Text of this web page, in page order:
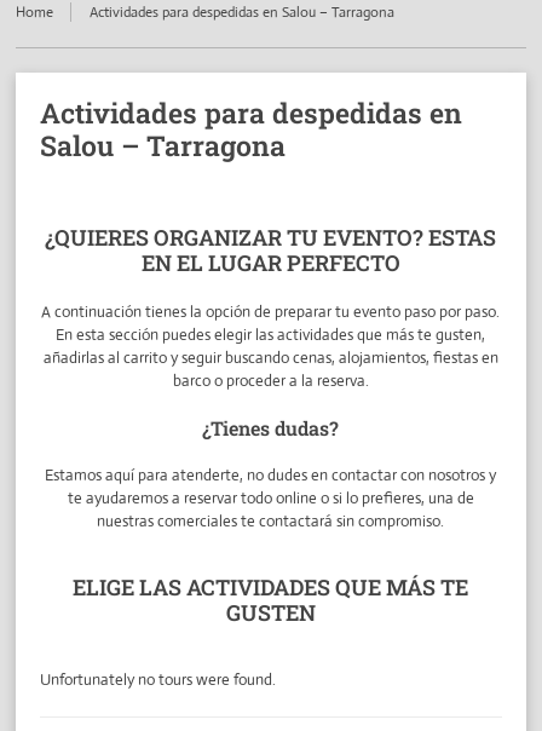
Home Actividades para despedidas en Salou – Tarragona
Actividades para despedidas en
Salou – Tarragona
¿QUIERES ORGANIZAR TU EVENTO? ESTAS
EN EL LUGAR PERFECTO
A continuación tienes la opción de preparar tu evento paso por paso.
En esta sección puedes elegir las actividades que más te gusten,
añadirlas al carrito y seguir buscando cenas, alojamientos, fiestas en
barco o proceder a la reserva.
¿Tienes dudas?
Estamos aquí para atenderte, no dudes en contactar con nosotros y
te ayudaremos a reservar todo online o si lo prefieres, una de
nuestras comerciales te contactará sin compromiso.
ELIGE LAS ACTIVIDADES QUE MÁS TE
GUSTEN
Unfortunately no tours were found.